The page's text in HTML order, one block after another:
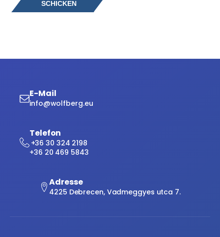
E-Mail
info@wolfberg.eu
Telefon
+36 30 324 2198
+36 20 469 5843
Adresse
4225 Debrecen, Vadmeggyes utca 7.